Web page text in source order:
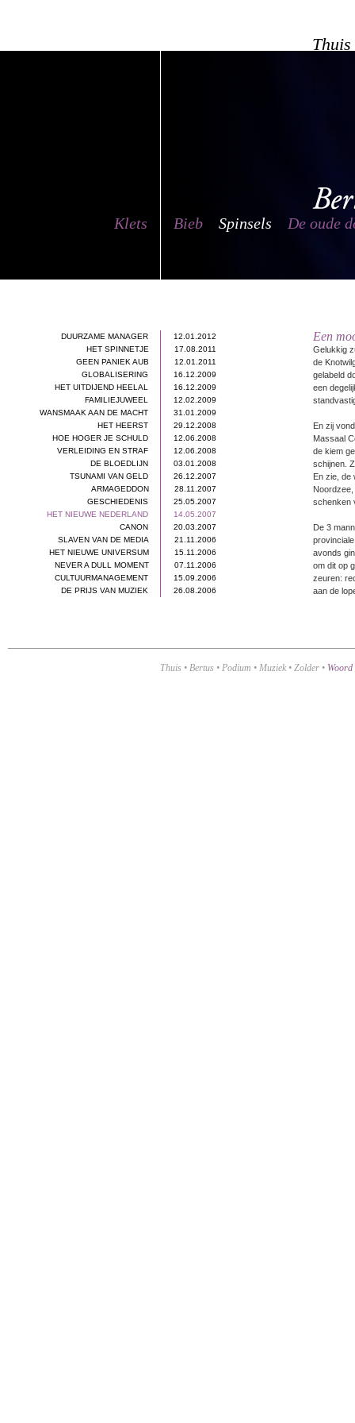
Een
Gelukkig
de
gelabeld
een
En zij
Massaal
de kiem
schijnen.
En zie, de
schenken
De 3
avonds
om dit op
zeuren:
aan de
Thuis • Bertus • Podium • Muziek • Zolder • Woord
Thuis
Bieb Spinsels De oude
Klets
DUURZAME MANAGER
12.01.2012
HET SPINNETJE
17.08.2011
GEEN PANIEK AUB
12.01.2011
GLOBALISERING
16.12.2009
HET UITDIJEND HEELAL
16.12.2009
FAMILIEJUWEEL
12.02.2009
WANSMAAK AAN DE MACHT
31.01.2009
HET HEERST
29.12.2008
HOE HOGER JE SCHULD
12.06.2008
VERLEIDING EN STRAF
12.06.2008
DE BLOEDLIJN
03.01.2008
TSUNAMI VAN GELD
26.12.2007
ARMAGEDDON
28.11.2007
GESCHIEDENIS
25.05.2007
HET NIEUWE NEDERLAND
14.05.2007
CANON
20.03.2007
SLAVEN VAN DE MEDIA
21.11.2006
HET NIEUWE UNIVERSUM
15.11.2006
NEVER A DULL MOMENT
07.11.2006
CULTUURMANAGEMENT
15.09.2006
DE PRIJS VAN MUZIEK
26.08.2006